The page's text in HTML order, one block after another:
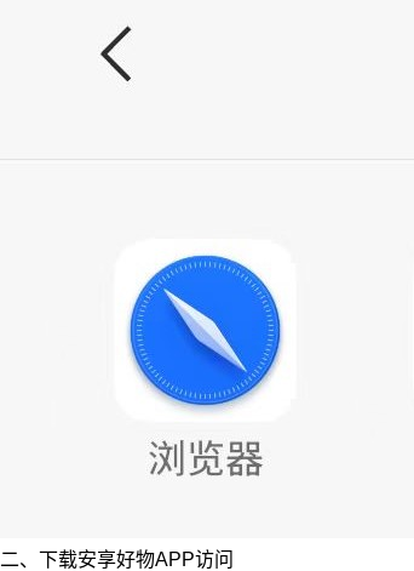
二、下载安享好物APP访问